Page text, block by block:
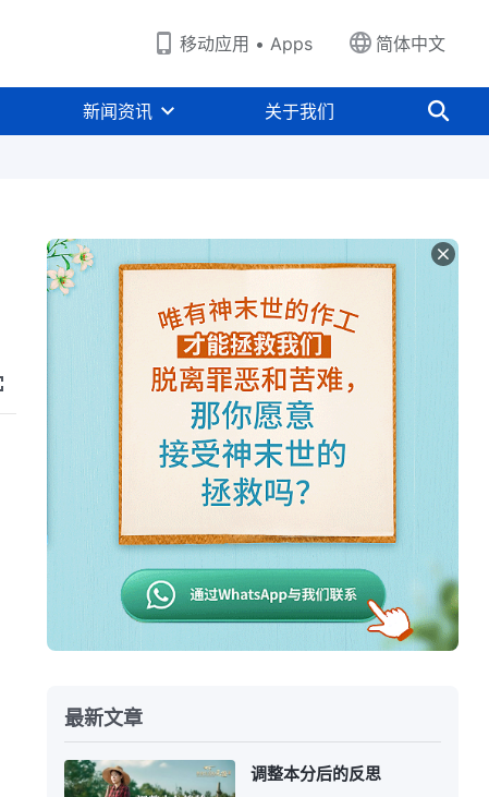
移动应用 • Apps 简体中文
新闻资讯 关于我们
最新文章
调整本分后的反思